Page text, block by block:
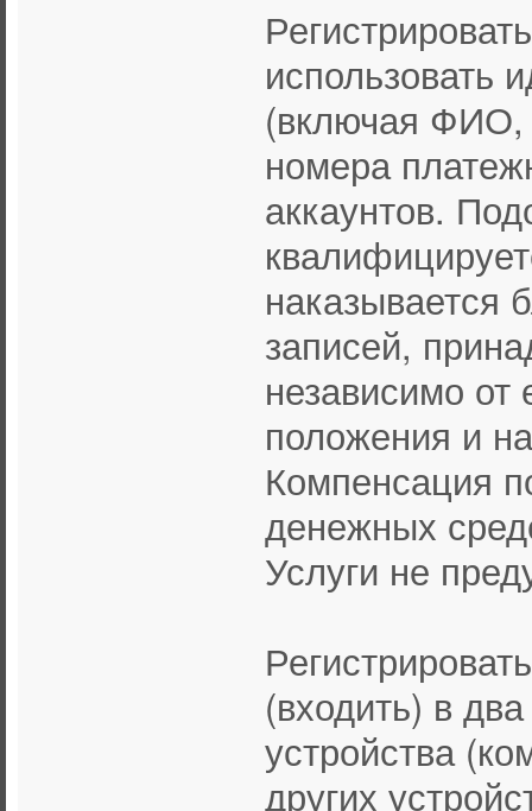
использовать
(включая ФИО,
номера
аккаунтов.
наказывается
записей,
независимо от
положения и
Компенсация
денежных
Услуги не
(входить) в
устройства
других